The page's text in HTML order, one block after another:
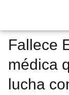
Fallece
médica
lucha